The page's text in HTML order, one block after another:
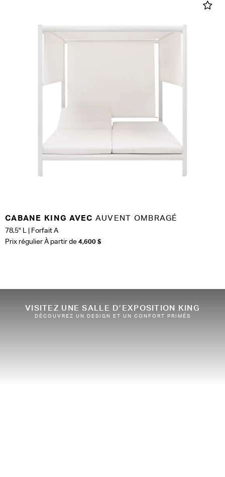
CABANE KING AVEC AUVENT OMBRAGÉ
78,5" L | Forfait A
Prix régulier À partir de 4,600 $
VISITEZ UNE SALLE D’EXPOSITION KING
DÉCOUVREZ UN DESIGN ET UN CONFORT PRIMÉS